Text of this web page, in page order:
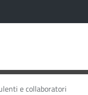
a:
link in una nuova
e collaboratori